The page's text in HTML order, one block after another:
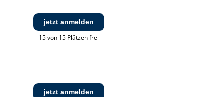
jetzt anmelden
15 von 15 Plätzen frei
jetzt anmelden